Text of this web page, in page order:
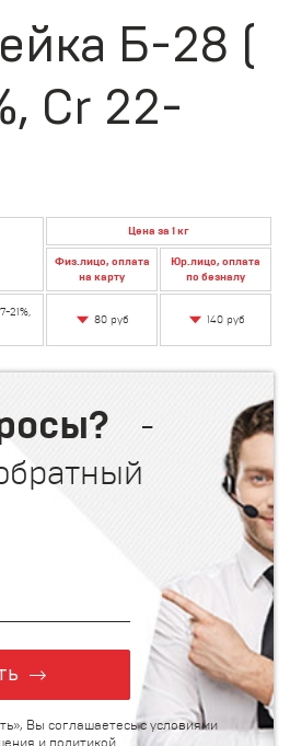
Б-28 (
Cr 22-
Цена за 1 кг
Физ.лицо, оплата
на карту
Юр.лицо, оплата
по безналу
21%,
80 руб 140 руб
-
Вы соглашаетесь с условиями
и политикой